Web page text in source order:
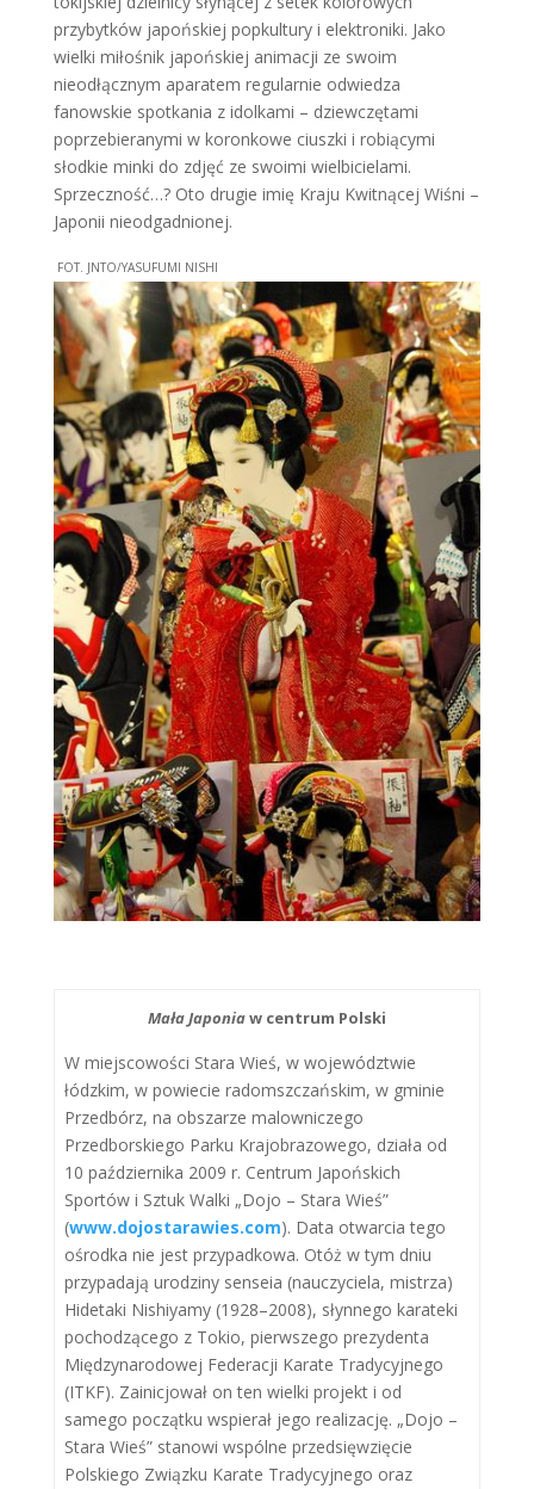
przybytków japońskiej popkultury i elektroniki. Jako
wielki miłośnik japońskiej animacji ze swoim
nieodłącznym aparatem regularnie odwiedza
fanowskie spotkania z idolkami – dziewczętami
poprzebieranymi w koronkowe ciuszki i robiącymi
słodkie minki do zdjęć ze swoimi wielbicielami.
Sprzeczność…? Oto drugie imię Kraju Kwitnącej Wiśni –
Japonii nieodgadnionej.
FOT. JNTO/YASUFUMI NISHI
Mała Japoniaw centrum Polski
W miejscowości Stara Wieś, w województwie
łódzkim, w powiecie radomszczańskim, w gminie
Przedbórz, na obszarze malowniczego
Przedborskiego Parku Krajobrazowego, działa od
10 października 2009 r. Centrum Japońskich
Sportów i Sztuk Walki „Dojo – Stara Wieś”
(www.dojostarawies.com). Data otwarcia tego
ośrodka nie jest przypadkowa. Otóż w tym dniu
przypadają urodziny senseia (nauczyciela, mistrza)
Hidetaki Nishiyamy (1928–2008), słynnego karateki
pochodzącego z Tokio, pierwszego prezydenta
Międzynarodowej Federacji Karate Tradycyjnego
(ITKF). Zainicjował on ten wielki projekt i od
samego początku wspierał jego realizację. „Dojo –
Stara Wieś” stanowi wspólne przedsięwzięcie
Polskiego Związku Karate Tradycyjnego oraz